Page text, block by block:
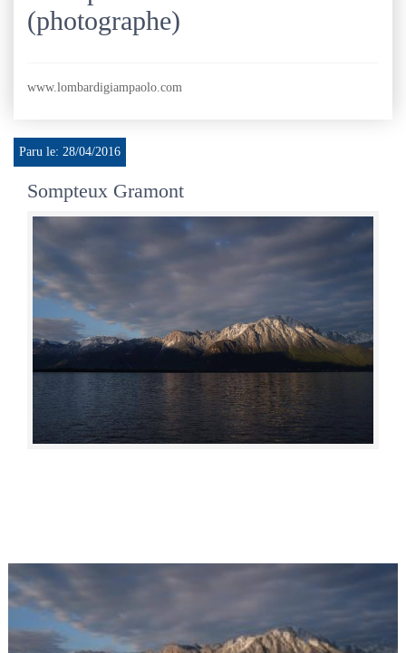
(photographe)
www.lombardigiampaolo.com
Paru le: 28/04/2016
Sompteux Gramont